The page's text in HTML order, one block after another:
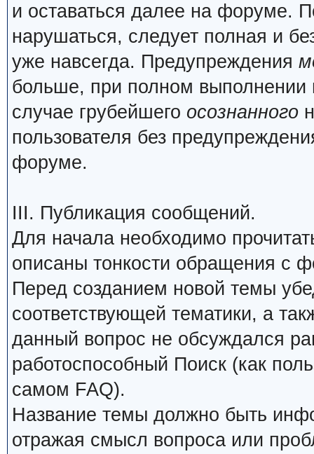
и оставаться далее на форуме.
нарушаться, следует полная и
уже навсегда. Предупреждения
больше, при полном
случае грубейшего осознанного
пользователя без
форуме.
III. Публикация сообщений.
Для начала необходимо
описаны тонкости обращения с
Перед созданием новой темы
соответствующей тематики, а
данный вопрос не обсуждался
работоспособный Поиск (как
самом FAQ).
Название темы должно быть
отражая смысл вопроса или